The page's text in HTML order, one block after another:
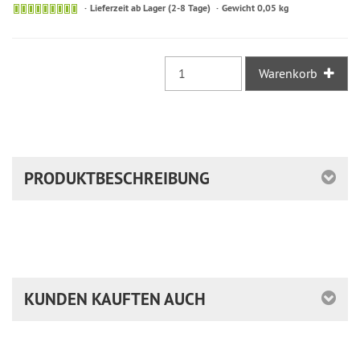
Sofort
Lieferzeit ab Lager (2-8 Tage) Gewicht 0,05 kg
Warenkorb
PRODUKTBESCHREIBUNG
KUNDEN KAUFTEN AUCH